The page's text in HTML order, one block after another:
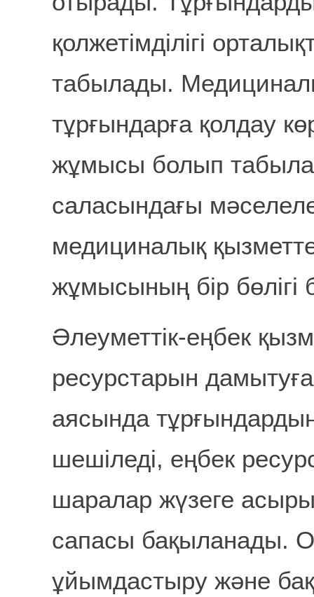
қолжетімділігі
табылады.
тұрғындарға қолдау
жұмысы болып
саласындағы
медициналық
жұмысының бір
Әлеуметтік-еңбек
ресурстарын
аясында
шешіледі, еңбек
шаралар жүзеге
сапасы бақыланады.
ұйымдастыру және